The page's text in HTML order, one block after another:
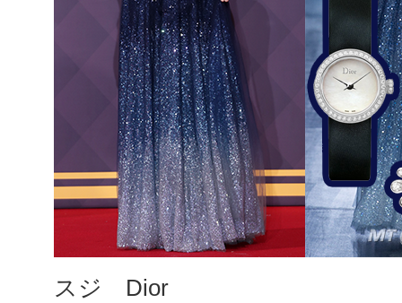
スジ Dior